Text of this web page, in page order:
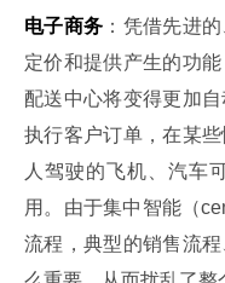
电子商务 ：凭借先进
定价和提供产生的功
配送中心将变得更加
执行客户订单，在某
人驾驶的飞机、汽车
用。由于集中智能（
流程，典型的销售流